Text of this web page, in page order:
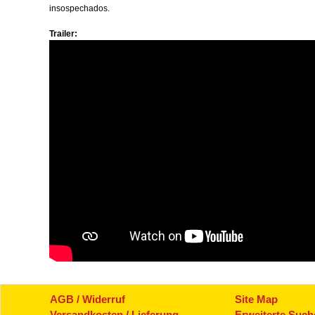
insospechados.
Trailer:
AGB / Widerruf
Site Map